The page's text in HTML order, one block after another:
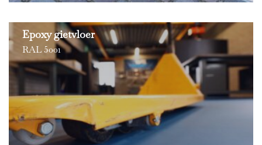
Epoxy gietvloer
RAL 5001